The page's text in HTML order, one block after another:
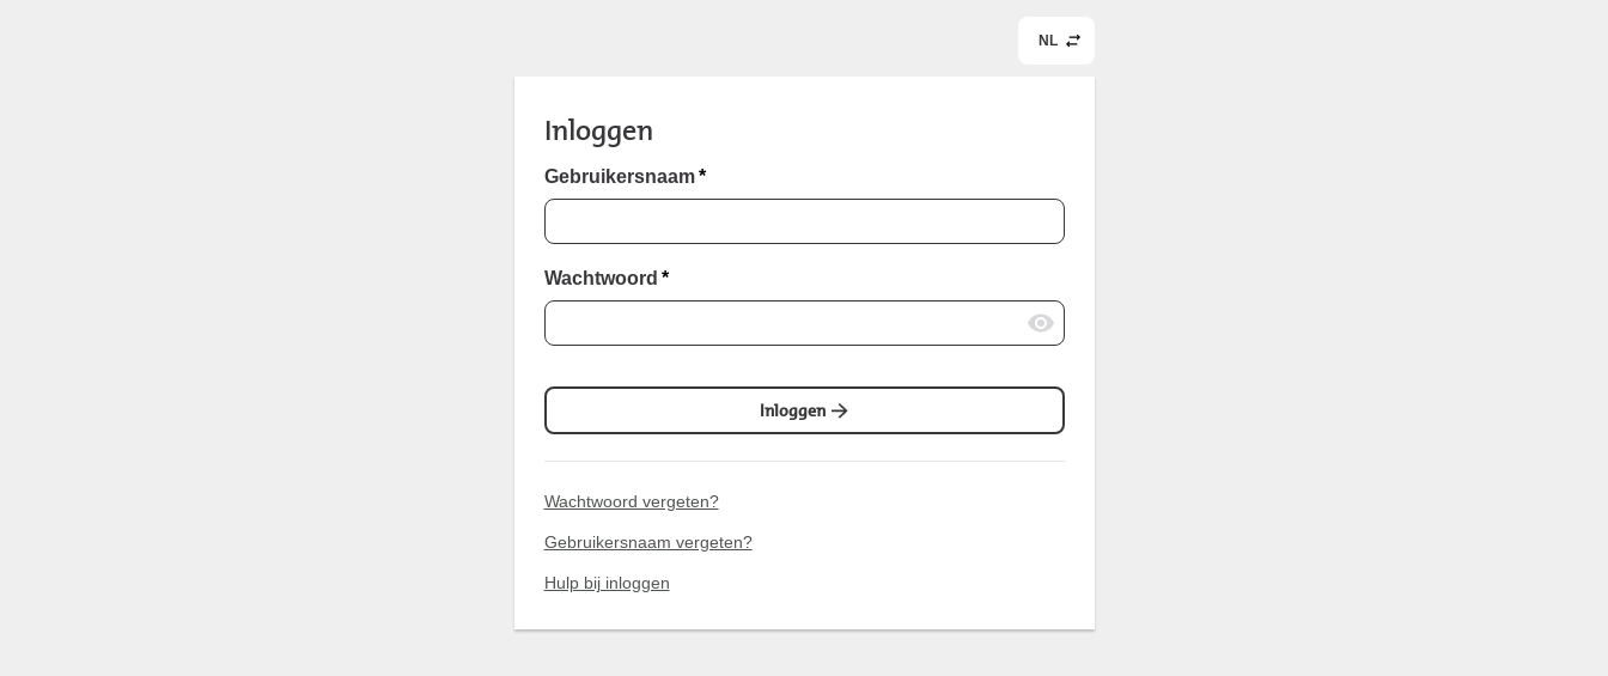
NL
Inloggen
Gebruikersnaam *
Wachtwoord *
Inloggen
Wachtwoord vergeten?
Gebruikersnaam vergeten?
Hulp bij inloggen